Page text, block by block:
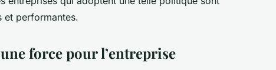
et performantes.
force pour l’entreprise